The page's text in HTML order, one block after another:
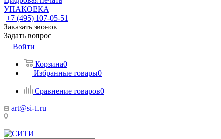
УПАКОВКА
+7 (495) 107-05-51
Заказать звонок
Задать вопрос
Войти
Корзина0
Избранные товары0
Сравнение товаров0
art@si-ti.ru